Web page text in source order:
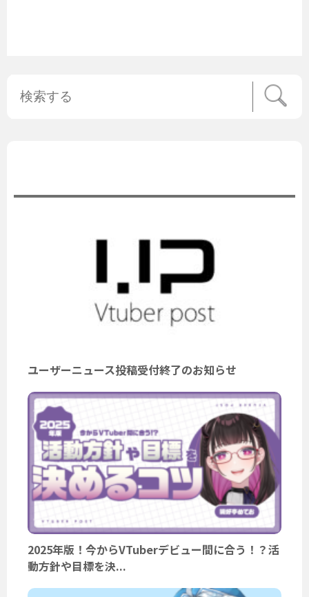
ユーザーニュース投稿受付終了のお知らせ
2025年版！今からVTuberデビュー間に合う！？活
動方針や目標を決...